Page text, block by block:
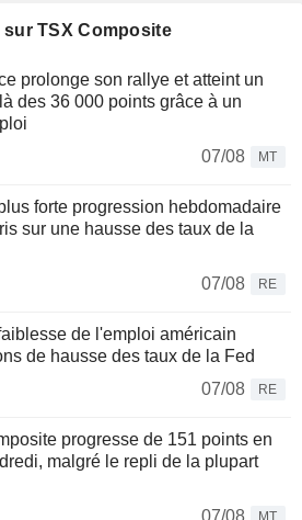
TSX Composite
prolonge son rallye et atteint un
des 36 000 points grâce à un
07/08
MT
forte progression hebdomadaire
sur une hausse des taux de la
07/08
RE
de l'emploi américain
de hausse des taux de la Fed
07/08
RE
progresse de 151 points en
malgré le repli de la plupart
07/08
MT